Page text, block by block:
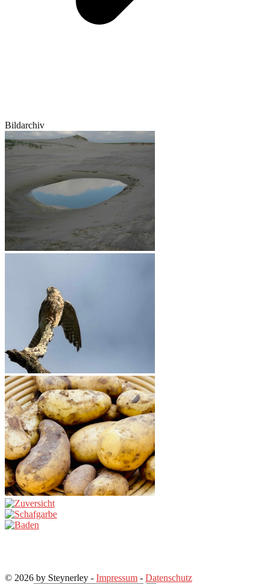
Bildarchiv
© 2026 by Steynerley - Impressum - Datenschutz